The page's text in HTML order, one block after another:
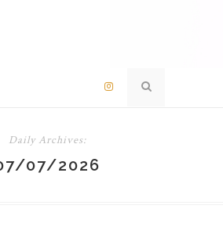
Daily Archives:
07/2026